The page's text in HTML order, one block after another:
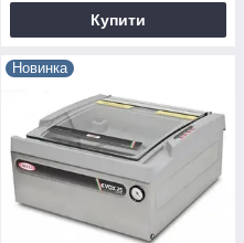
Купити
Новинка